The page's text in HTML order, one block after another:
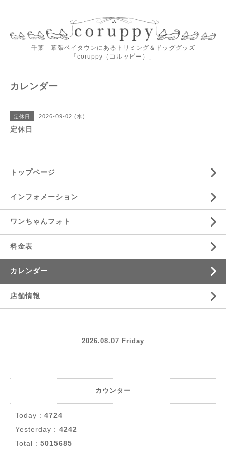
千葉 幕張ベイタウンにあるトリミング＆ドッググッズ
「coruppy（コルッピー）」
カレンダー
定休日 2026-09-02 (水)
定休日
トップページ
インフォメーション
ワンちゃんフォト
料金表
カレンダー
店舗情報
2026.08.07 Friday
カウンター
Today : 4724
Yesterday : 4242
Total : 5015685